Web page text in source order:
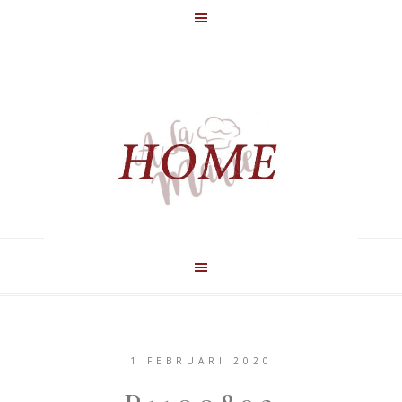
1 FEBRUARI 2020